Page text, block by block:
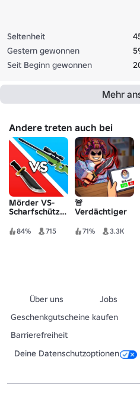
Seltenheit
Gestern gewonnen
Seit Beginn gewonnen
Mehr
Andere treten auch bei
Mörder VS-
Scharfschützen-
84% 715
🚨
Verdächtiger
71% 3.3K
Über uns Jobs
Geschenkgutscheine kaufen
Barrierefreiheit
Deine Datenschutzoptionen